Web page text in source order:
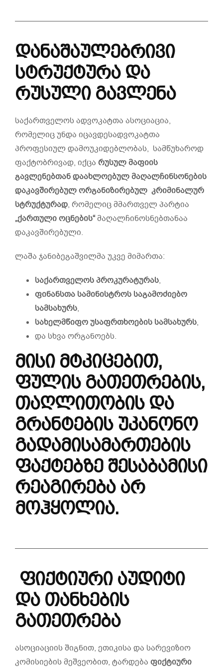
დანაშაულებრივი
სტრუქტურა და
რუსული გავლენა
საქართველოს ადვოკატთა ასოციაცია,
რომელიც უნდა იცავდესადვოკატთა
პროფესიულ დამოუკიდებლობას, სამწუხაროდ
ფაქტობრივად, იქცა რუსულმაფიის
გავლენებთანდაახლოებულ მაღალჩინსონების
დაკავშირებულორგანიზირებულ კრიმინალურ
სტრუქტურად, რომელიც მმართველ პარტია
„ქართულიოცნების“მაღალჩინოსნებთანაა
დაკავშირებული.
ლაშა ჯანიბეგაშვილმა უკვე მიმართა:
საქართველოსპროკურატურას,
ფინანსთა სამინისტროს საგამოძიებო
სამსახურს,
სახელმწიფოუსაფრთხოების სამსახურს,
და სხვა ორგანოებს.
მისი მტკიცებით,
ფულის გათეთრების,
თაღლითობისდა
გრანტების უკანონო
გადამისამართების
ფაქტებზე შესაბამისი
რეაგირება არ
მოჰყოლია.
ფიქტიური აუდიტი
და თანხების
გათეთრება
ასოციაციის შიგნით, ეთიკისა და სარევიზიო
კომისიების მეშვეობით, ტარდება ფიქტიური